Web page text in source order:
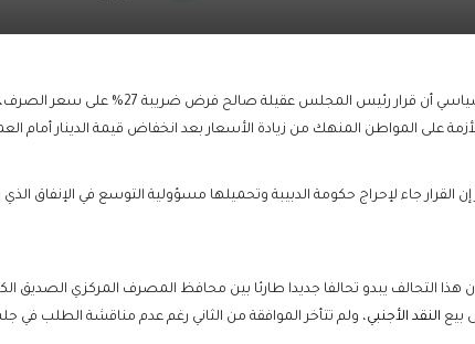
قال عبد الله الكبير المحلل
على المواطن المنهك من زيادة الأسعار بعد انخفاض قيمة الدينار أمام
جاء لإحراج حكومة الدبيبة وتحميلها مسؤولية التوسع في الإنفاق
التحالف يبدو تحالفا جديدا طارئا بين محافظ المصرف المركزي الصديق
بيع النقد الأجنبي، ولم تتأخر الموافقة من الثاني رغم عدم مناقشة الطلب